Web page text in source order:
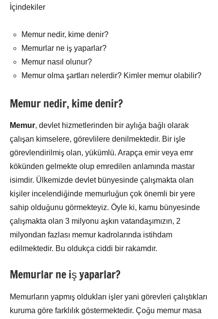
İçindekiler
Memur nedir, kime denir?
Memurlar ne iş yaparlar?
Memur nasıl olunur?
Memur olma şartları nelerdir? Kimler memur olabilir?
Memur nedir, kime denir?
Memur, devlet hizmetlerinden bir aylığa bağlı olarak
çalışan kimselere, görevlilere denilmektedir. Bir işle
görevlendirilmiş olan, yükümlü. Arapça emir veya emr
kökünden gelmekte olup emredilen anlamında mastar
isimdir. Ülkemizde devlet bünyesinde çalışmakta olan
kişiler incelendiğinde memurluğun çok önemli bir yere
sahip olduğunu görmekteyiz. Öyle ki, kamu bünyesinde
çalışmakta olan 3 milyonu aşkın vatandaşımızın, 2
milyondan fazlası memur kadrolarında istihdam
edilmektedir. Bu oldukça ciddi bir rakamdır.
Memurlar ne iş yaparlar?
Memurların yapmış oldukları işler yani görevleri çalıştıkları
kuruma göre farklılık göstermektedir. Çoğu memur masa